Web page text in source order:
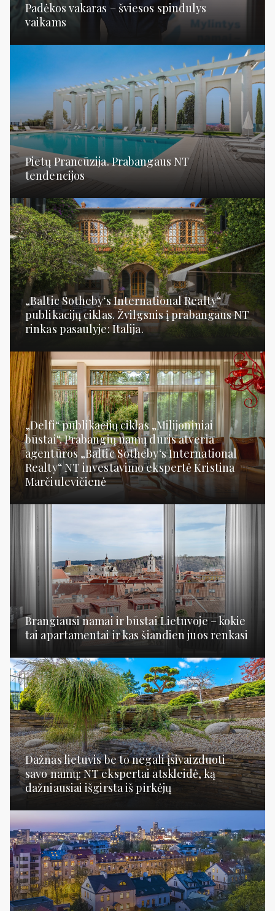
Padėkos vakaras – šviesos spindulys
vaikams
Pietų Prancūzija. Prabangaus NT
tendencijos
„Baltic Sotheby‘s International Realty“
publikacijų ciklas. Žvilgsnis į prabangaus NT
rinkas pasaulyje: Italija.
„Delfi“ publikacijų ciklas „Milijoniniai
būstai“. Prabangių namų duris atveria
agentūros „Baltic Sotheby‘s International
Realty“ NT investavimo ekspertė Kristina
Marčiulevičienė
Brangiausi namai ir būstai Lietuvoje – kokie
tai apartamentai ir kas šiandien juos renkasi
Dažnas lietuvis be to negali įsivaizduoti
savo namų: NT ekspertai atskleidė, ką
dažniausiai išgirsta iš pirkėjų